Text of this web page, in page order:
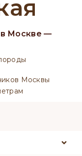
Москве —
Москвы